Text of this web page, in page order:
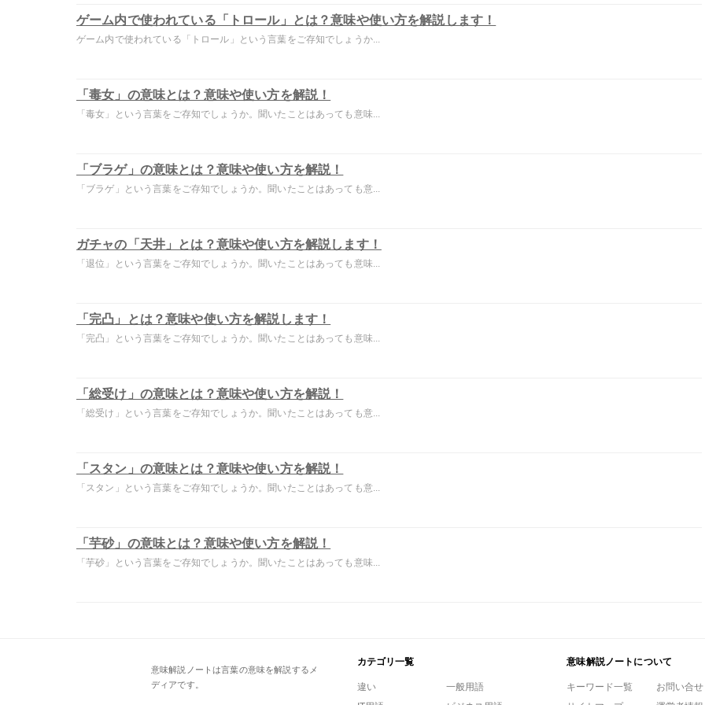
ゲーム内で使われている「トロール」とは？意味や使い方を解説します！
ゲーム内で使われている「トロール」という言葉をご存知でしょうか...
「毒女」の意味とは？意味や使い方を解説！
「毒女」という言葉をご存知でしょうか。聞いたことはあっても意味...
「ブラゲ」の意味とは？意味や使い方を解説！
「ブラゲ」という言葉をご存知でしょうか。聞いたことはあっても意...
ガチャの「天井」とは？意味や使い方を解説します！
「退位」という言葉をご存知でしょうか。聞いたことはあっても意味...
「完凸」とは？意味や使い方を解説します！
「完凸」という言葉をご存知でしょうか。聞いたことはあっても意味...
「総受け」の意味とは？意味や使い方を解説！
「総受け」という言葉をご存知でしょうか。聞いたことはあっても意...
「スタン」の意味とは？意味や使い方を解説！
「スタン」という言葉をご存知でしょうか。聞いたことはあっても意...
「芋砂」の意味とは？意味や使い方を解説！
「芋砂」という言葉をご存知でしょうか。聞いたことはあっても意味...
意味解説ノートは言葉の意味を解説するメ
ディアです。
カテゴリ一覧
違い
一般用語
意味解説ノートについて
キーワード一覧
お問い合せ